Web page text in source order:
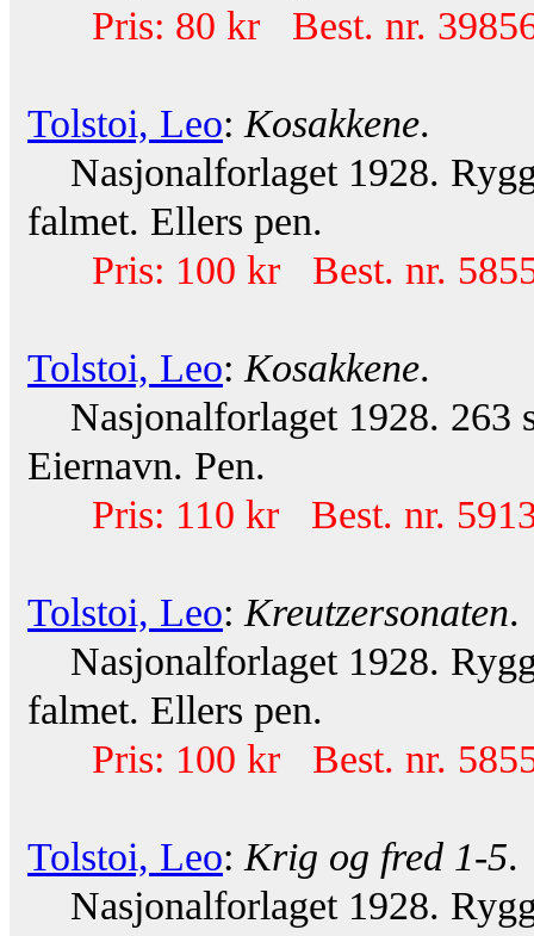
Pris: 80 kr Best. nr.
Tolstoi, Leo: Kosakkene.
Nasjonalforlaget 1928.
falmet. Ellers pen.
Pris: 100 kr Best. nr.
Tolstoi, Leo: Kosakkene.
Nasjonalforlaget 1928. 263
Eiernavn. Pen.
Pris: 110 kr Best. nr.
Tolstoi, Leo: Kreutzersonaten.
Nasjonalforlaget 1928.
falmet. Ellers pen.
Pris: 100 kr Best. nr.
Tolstoi, Leo: Krig og fred 1-5.
Nasjonalforlaget 1928.